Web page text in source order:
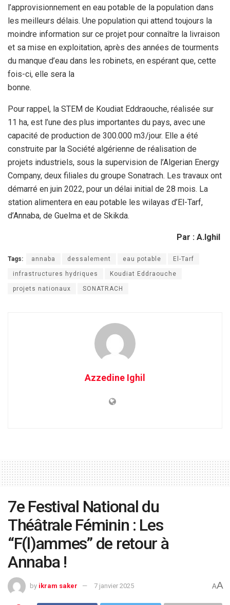
l’approvisionnement en eau potable de la population dans
les meilleurs délais. Une population qui attend toujours la
moindre information sur ce projet pour connaître la livraison
et sa mise en exploitation, après des années de tourments
du manque d’eau dans les robinets, en espérant que, cette
fois-ci, elle sera la
bonne.
Pour rappel, la STEM de Koudiat Eddraouche, réalisée sur
11 ha, est l’une des plus importantes du pays, avec une
capacité de production de 300.000 m3/jour. Elle a été
construite par la Société algérienne de réalisation de
projets industriels, sous la supervision de l’Algerian Energy
Company, deux filiales du groupe Sonatrach. Les travaux ont
démarré en juin 2022, pour un délai initial de 28 mois. La
station alimentera en eau potable les wilayas d’El-Tarf,
d’Annaba, de Guelma et de Skikda.
Par : A.Ighil
Tags: annaba dessalement eau potable El-Tarf
infrastructures hydriques Koudiat Eddraouche
projets nationaux SONATRACH
Azzedine Ighil
7e Festival National du
Théâtrale Féminin : Les
“F(l)ammes” de retour à
Annaba !
by ikram saker 7 janvier 2025 AA